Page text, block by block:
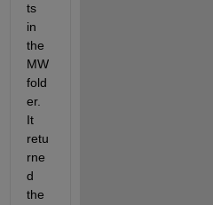
ts
in
the
MW
fold
er.
It
retu
rne
d
the